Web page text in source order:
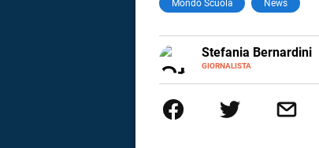
Mondo Scuola News
Stefania Bernardini
GIORNALISTA
E-
MAIL
esperienze nella